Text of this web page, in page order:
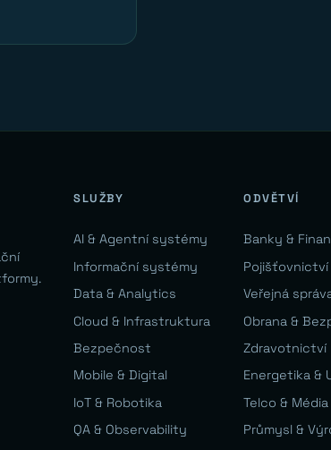
SLUŽBY
AI & Agentní systémy
Informační systémy
Data & Analytics
Cloud & Infrastruktura
Bezpečnost
Mobile & Digital
IoT & Robotika
QA & Observability
ODVĚTVÍ
Banky &
Pojišťovnictví
Veřejná
Obrana &
Zdravotnictví
Energetika &
Telco & Média
Průmysl &